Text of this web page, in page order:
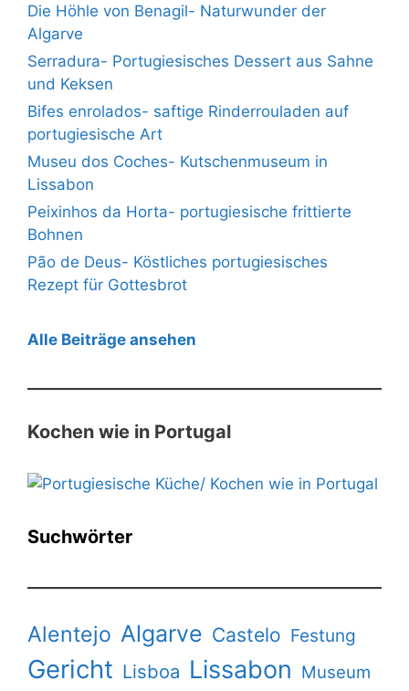
Die Höhle von Benagil- Naturwunder der
Algarve
Serradura- Portugiesisches Dessert aus Sahne
und Keksen
Bifes enrolados- saftige Rinderrouladen auf
portugiesische Art
Museu dos Coches- Kutschenmuseum in
Lissabon
Peixinhos da Horta- portugiesische frittierte
Bohnen
Pão de Deus- Köstliches portugiesisches
Rezept für Gottesbrot
Alle Beiträge ansehen
Kochen wie in Portugal
Suchwörter
Alentejo Algarve Castelo Festung
Gericht Lisboa Lissabon Museum